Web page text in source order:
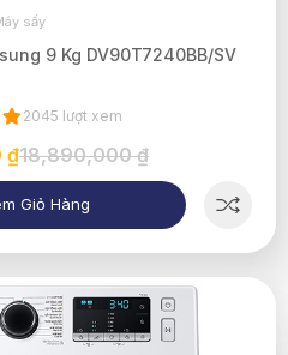
sấy
9 Kg DV90T7240BB/SV
2045 lượt xem
₫18,890,000 ₫
Giỏ Hàng